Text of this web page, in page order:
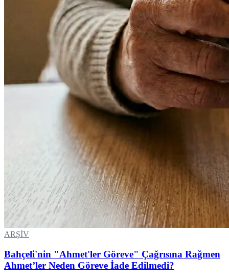
ARŞİV
Bahçeli'nin "Ahmet'ler Göreve" Çağrısına Rağmen
Ahmet’ler Neden Göreve İade Edilmedi?